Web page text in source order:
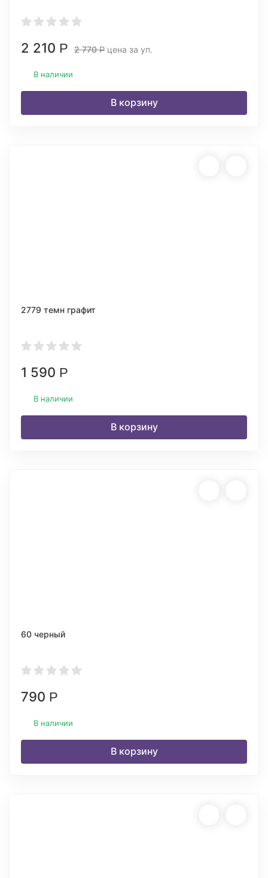
2 210 Р 2 770Р цена за уп.
В наличии
В корзину
2779 темн графит
1 590 Р
В наличии
В корзину
60 черный
790 Р
В наличии
В корзину